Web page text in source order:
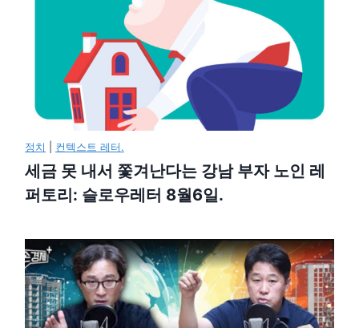
정치 컨텍스트 레터.
세금 못 내서 쫓겨난다는 강남 부자 노인 레
퍼토리: 슬로우레터 8월6일.